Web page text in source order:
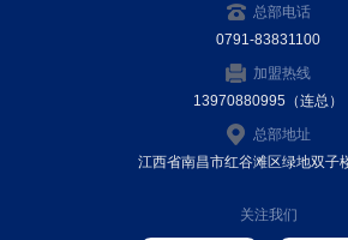
总部电话
0791-83831100
加盟热线
13970880995（连总）
总部地址
江西省南昌市红谷滩区绿地双子
关注我们